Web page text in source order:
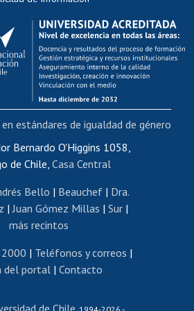
académica
al AUCAI
Funcionarias/os
internos de capacitación
del personal
de movilidad interna
de renta
de renta honorarios
páginas blancas
Extranjeras/os
y reconocimiento de títulos
de Movilidad Estudiantil
Bernardo O'Higgins 1058,
de Chile,Casa Central
Bello | Beauchef| Dra.
|Juan Gómez Millas | Sur |
más recintos
| Teléfonos y correos |
del portal| Contacto
estándares de igualdad de género